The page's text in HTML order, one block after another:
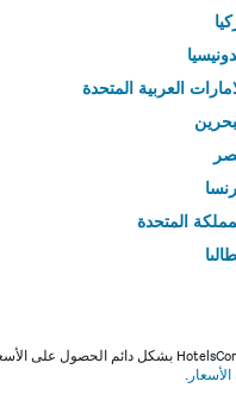
العربية المتحدة
المتحدة
.